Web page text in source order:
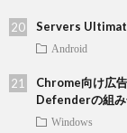
Servers
Android
Chrome向け広
Defenderの組み
Windows